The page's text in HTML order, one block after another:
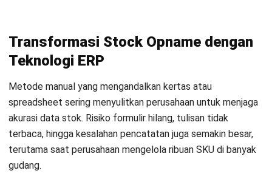
Membantu Stock Opname?
Siapa Yang Bertanggung Jawab
Melakukan Stock Opname?
Apa Yang Harus Dilakukan Jika Terjadi
Selisih Stok Yang Besar?